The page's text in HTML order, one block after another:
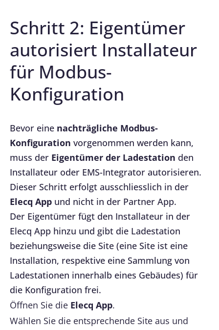
Schritt 2: Eigentümer
autorisiert Installateur
für Modbus-
Konfiguration
Bevor eine nachträgliche Modbus-
Konfiguration vorgenommen werden kann,
muss der Eigentümer der Ladestation den
Installateur oder EMS-Integrator autorisieren.
Dieser Schritt erfolgt ausschliesslich in der
Elecq App und nicht in der Partner App.
Der Eigentümer fügt den Installateur in der
Elecq App hinzu und gibt die Ladestation
beziehungsweise die Site (eine Site ist eine
Installation, respektive eine Sammlung von
Ladestationen innerhalb eines Gebäudes) für
die Konfiguration frei.
Öffnen Sie die Elecq App.
Wählen Sie die entsprechende Site aus und